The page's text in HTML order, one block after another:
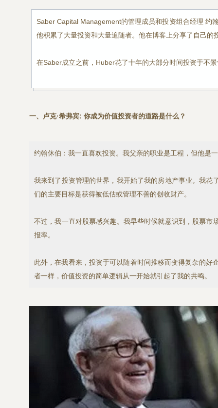
Saber Capital Management的管理成员和投资组合经理 约
他积累了大量投资和大量追随者。他在博客上分享了自己的
在Saber成立之前，Huber花了十年的大部分时间投资于不
一、卢克·希弗宾: 你成为价值投资者的道路是什么？
约翰休伯：我一直喜欢投资。我父亲的职业是工程，但他是
我来到了投资管理的世界，我开始了我的房地产事业。我
们的主要目标是获得被低估或管理不善的创收财产。
不过，我一直对股票感兴趣。我早些时候就意识到，股票
报率。
此外，在我看来，投资于可以随着时间推移而变得复杂的
者一样，价值投资的简单逻辑从一开始就引起了我的共鸣。